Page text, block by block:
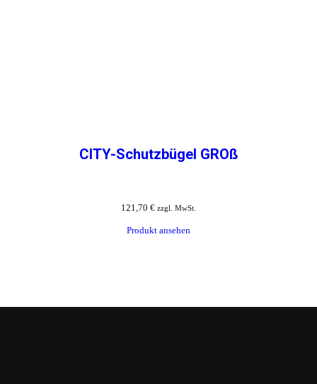
CITY-Schutzbügel GROß
121,70 € zzgl. MwSt.
Produkt ansehen